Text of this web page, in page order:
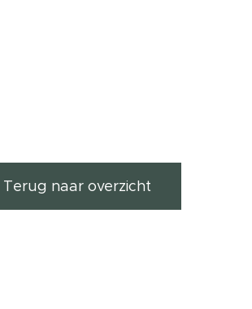
Terug naar overzicht